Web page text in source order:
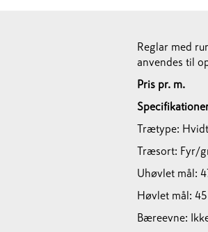
Reglar med
anvendes til
Pris pr. m.
Trætype:
Træsort: Fyr/
Uhøvlet mål:
Høvlet mål:
Bæreevne: